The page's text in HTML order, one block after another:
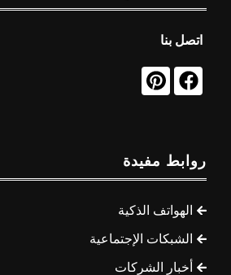
اتصل بنا
روابط مفيدة
الهواتف الذكية
الشبكات الإجتماعية
أخبار الشركات